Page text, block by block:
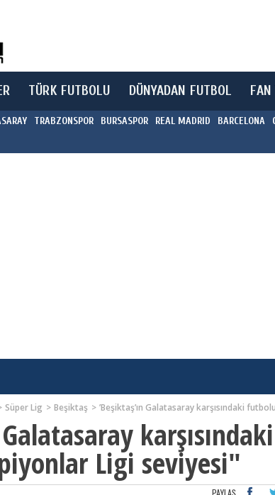
TÜRK FUTBOLU DÜNYADAN FUTBOL FAN
TRABZONSPOR BURSASPOR REAL MADRID BARCELONA
Süper Lig Beşiktaş ’Beşiktaş’ın Galatasaray karşısındaki
karşısındaki
Ligi seviyesi"
PAYLAŞ